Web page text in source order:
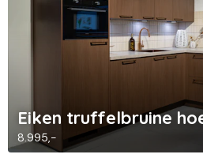
Eiken truffelbruine
8.995,-